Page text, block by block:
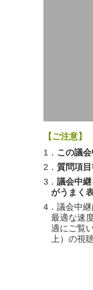
【ご注意】
1． この議
2． 質問項
3． 議会中
がうまく
4．議会中
最適な速
適にご覧
上）の視